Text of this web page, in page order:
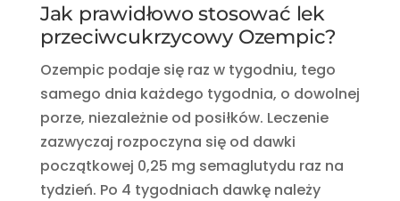
Jak prawidłowo stosować lek
przeciwcukrzycowy Ozempic?
Ozempic podaje się raz w tygodniu, tego
samego dnia każdego tygodnia, o dowolnej
porze, niezależnie od posiłków. Leczenie
zazwyczaj rozpoczyna się od dawki
początkowej 0,25 mg semaglutydu raz na
tydzień. Po 4 tygodniach dawkę należy